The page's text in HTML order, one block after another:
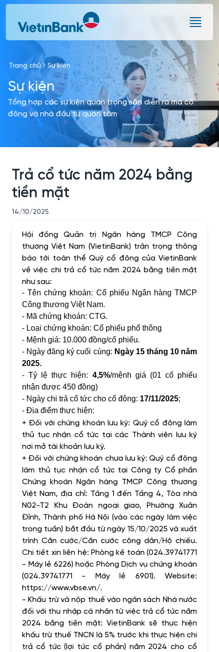
Skip to Main Content
Trang chủ Sự kiện
Sự kiện
Tổng hợp các sự kiện quan trọng sắp diễn ra mà cổ
đông và nhà đầu tư quan tâm
Trả cổ tức năm 2024 bằng
tiền mặt
14/10/2025
Hội đồng Quản trị Ngân hàng TMCP Công
thương Việt Nam (VietinBank) trân trọng thông
báo tới toàn thể Quý cổ đông của VietinBank
về việc chi trả cổ tức năm 2024 bằng tiền mặt
như sau:
- Tên chứng khoán: Cổ phiếu Ngân hàng TMCP
Công thương Việt Nam.
- Mã chứng khoán: CTG.
- Loại chứng khoán: Cổ phiếu phổ thông
- Mệnh giá: 10.000 đồng/cổ phiếu.
- Ngày đăng ký cuối cùng: Ngày 15 tháng 10 năm
2025.
- Tỷ lệ thực hiện: 4,5%/mệnh giá (01 cổ phiếu
nhận được 450 đồng)
- Ngày chi trả cổ tức cho cổ đông: 17/11/2025;
- Địa điểm thực hiện:
+ Đối với chứng khoán lưu ký: Quý cổ đông làm
thủ tục nhận cổ tức tại các Thành viên lưu ký
nơi mở tài khoản lưu ký.
+ Đối với chứng khoán chưa lưu ký: Quý cổ đông
làm thủ tục nhận cổ tức tại Công ty Cổ phần
Chứng khoán Ngân hàng TMCP Công thương
Việt Nam, địa chỉ: Tầng 1 đến Tầng 4, Tòa nhà
N02-T2 Khu Đoàn ngoại giao, Phường Xuân
Đỉnh, Thành phố Hà Nội (vào các ngày làm việc
trong tuần) bắt đầu từ ngày 15/10/2025 và xuất
trình Căn cước/Căn cước công dân/Hộ chiếu.
Chi tiết xin liên hệ: Phòng kế toán (024.39741771
- Máy lẻ 6226) hoặc Phòng Dịch vụ chứng khoán
(024.39741771 - Máy lẻ 6901). Website:
https://www.vbse.vn/.
- Khấu trừ và nộp thuế vào ngân sách Nhà nước
đối với thu nhập cá nhân từ việc trả cổ tức năm
2024 bằng tiền mặt: VietinBank sẽ thực hiện
khấu trừ thuế TNCN là 5% trước khi thực hiện chi
trả cổ tức (lợi tức cổ phần) năm 2024 cho cổ